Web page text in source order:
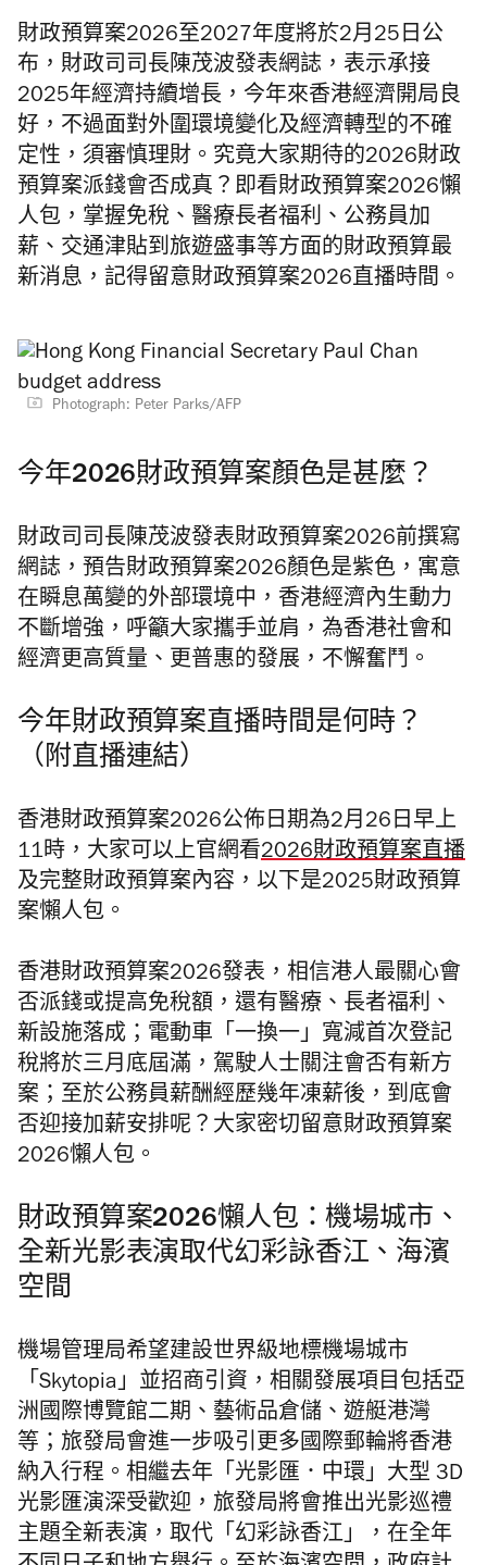
財政預算案2026至2027年度將於2月25日公
布，財政司司長陳茂波發表網誌，表示承接
2025年經濟持續增長，今年來香港經濟開局良
好，不過面對外圍環境變化及經濟轉型的不確
定性，須審慎理財。究竟大家期待的2026財政
預算案派錢會否成真？即看財政預算案2026懶
人包，掌握免稅、醫療長者福利、公務員加
薪、交通津貼到旅遊盛事等方面的財政預算最
新消息，記得留意財政預算案2026直播時間。
Photograph: Peter Parks/AFP
今年2026財政預算案顏色是甚麼？
財政司司長陳茂波發表財政預算案2026前撰寫
網誌，預告財政預算案2026顏色是紫色，寓意
在瞬息萬變的外部環境中，香港經濟內生動力
不斷增強，呼籲大家攜手並肩，為香港社會和
經濟更高質量、更普惠的發展，不懈奮鬥。
今年財政預算案直播時間是何時？
（附直播連結）
香港財政預算案2026公佈日期為2月26日早上
11時，大家可以上官網看2026財政預算案直播
及完整財政預算案內容，以下是2025財政預算
案懶人包。
香港財政預算案2026發表，相信港人最關心會
否派錢或提高免稅額，還有醫療、長者福利、
新設施落成；電動車「一換一」寬減首次登記
稅將於三月底屆滿，駕駛人士關注會否有新方
案；至於公務員薪酬經歷幾年凍薪後，到底會
否迎接加薪安排呢？大家密切留意財政預算案
2026懶人包。
財政預算案2026懶人包：機場城市、
全新光影表演取代幻彩詠香江、海濱
空間
機場管理局希望建設世界級地標機場城市
「Skytopia」並招商引資，相關發展項目包括亞
洲國際博覽館二期、藝術品倉儲、遊艇港灣
等；旅發局會進一步吸引更多國際郵輪將香港
納入行程。相繼去年「光影匯．中環」大型 3D
光影匯演深受歡迎，旅發局將會推出光影巡禮
主題全新表演，取代「幻彩詠香江」，在全年